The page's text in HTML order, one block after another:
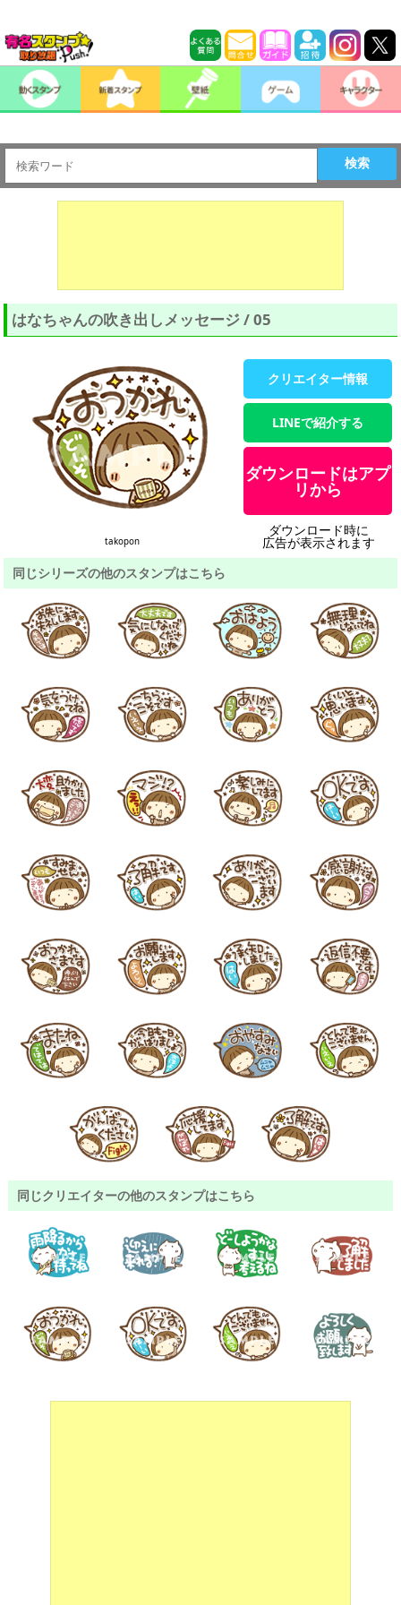
検索
はなちゃんの吹き出しメッセージ / 05
takopon
クリエイター情報
LINEで紹介する
ダウンロードはアプ
リから
ダウンロード時に
広告が表示されます
同じシリーズの他のスタンプはこちら
同じクリエイターの他のスタンプはこちら